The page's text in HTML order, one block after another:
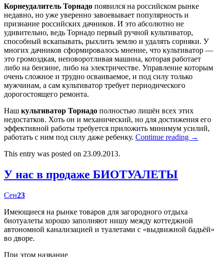
Корнеудалитель Торнадо появился на российском рынке
недавно, но уже уверенно завоевывает популярность и
признание российских дачников. И это абсолютно не
удивительно, ведь Торнадо первый ручной культиватор,
способный вскапывать, рыхлить землю и удалять сорняки. У
многих дачников сформировалось мнение, что культиватор —
это громоздкая, неповоротливая машина, которая работает
либо на бензине, либо на электричестве. Управление которым
очень сложное и трудно осваиваемое, и под силу только
мужчинам, а сам культиватор требует периодического
дорогостоящего ремонта.
Наш культиватор Торнадо полностью лишён всех этих
недостатков. Хоть он и механический, но для достижения его
эффективной работы требуется приложить минимум усилий,
работать с ним под силу даже ребенку. Continue reading →
This entry was posted on 23.09.2013.
У нас в продаже БИОТУАЛЕТЫ
Сен23
Имеющиеся на рынке товаров для загородного отдыха
биотуалеты хорошо заполняют нишу между коттеджной
автономной канализацией и туалетами с «выдвижной бадьёй»
во дворе.
При этом название